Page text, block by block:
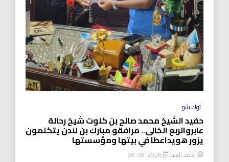
توك شو
حفيد الشيخ محمد صالح بن كلوت شيخ رحالة
عابروالربع الخالى.. مرافقو مبارك بن لندن يتكلمون
يزور هويداعطا في بيتها ومؤسستها
أحمد السيد 2026-08-08